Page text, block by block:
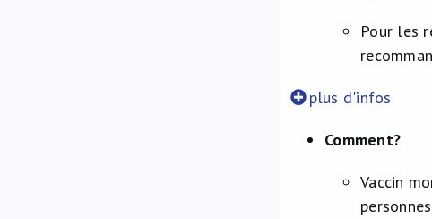
Pour les
plus d'infos
Comment?
Vaccin